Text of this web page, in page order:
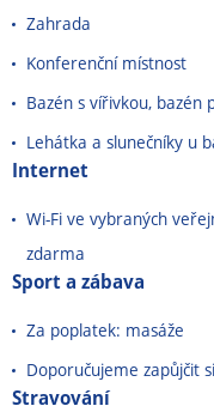
Zahrada
Konferenční místnost
Bazén s vířivkou, bazén
Lehátka a slunečníky u
Internet
Wi-Fi ve vybraných
zdarma
Sport a zábava
Za poplatek: masáže
Doporučujeme zapůjčit
Stravování